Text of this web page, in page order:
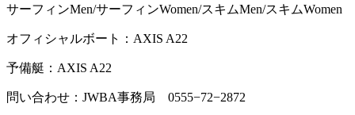
サーフィンMen/サーフィンWomen/スキムMen/スキムWomen
オフィシャルボート：AXIS A22
予備艇：AXIS A22
問い合わせ：JWBA事務局 0555−72−2872